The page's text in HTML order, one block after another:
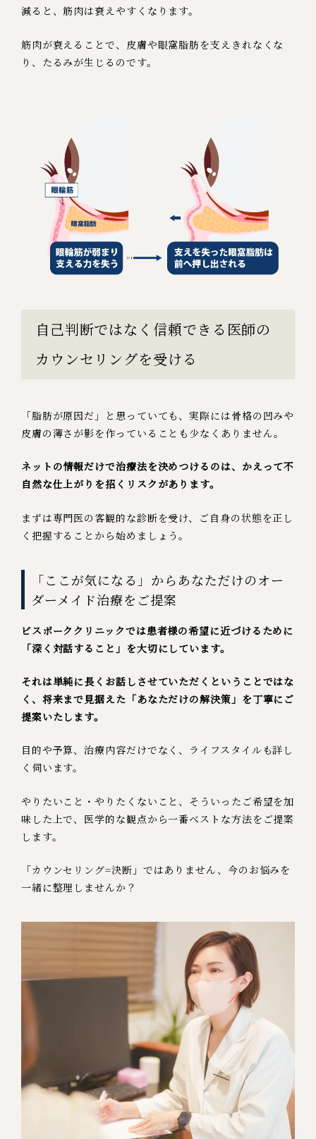
減ると、筋肉は衰えやすくなります。
筋肉が衰えることで、皮膚や眼窩脂肪を支えきれなくな
り、たるみが生じるのです。
自己判断ではなく信頼できる医師の
カウンセリングを受ける
「脂肪が原因だ」と思っていても、実際には骨格の凹みや
皮膚の薄さが影を作っていることも少なくありません。
ネットの情報だけで治療法を決めつけるのは、かえって不
自然な仕上がりを招くリスクがあります。
まずは専門医の客観的な診断を受け、ご自身の状態を正し
く把握することから始めましょう。
「ここが気になる」からあなただけのオー
ダーメイド治療をご提案
ビスポーククリニックでは患者様の希望に近づけるために
「深く対話すること」を大切にしています。
それは単純に長くお話しさせていただくということではな
く、将来まで見据えた「あなただけの解決策」を丁寧にご
提案いたします。
目的や予算、治療内容だけでなく、ライフスタイルも詳し
く伺います。
やりたいこと・やりたくないこと、そういったご希望を加
味した上で、医学的な観点から一番ベストな方法をご提案
します。
「カウンセリング=決断」ではありません、今のお悩みを
一緒に整理しませんか？